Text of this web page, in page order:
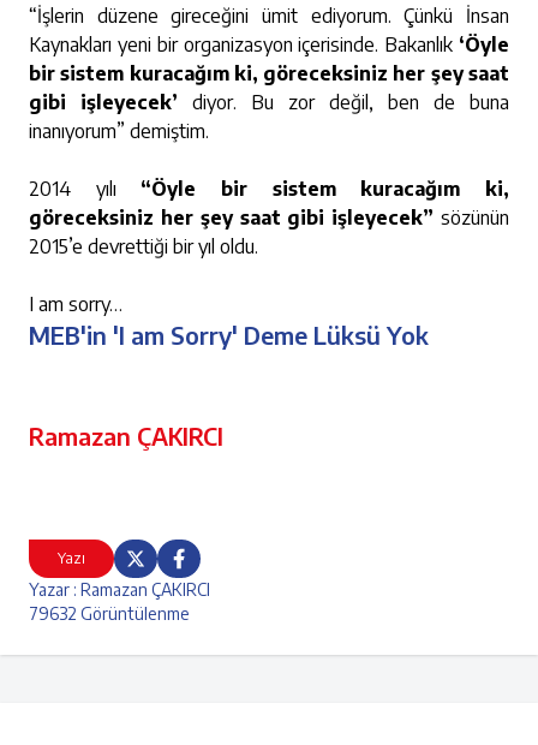
Yazı
Yazar : Ramazan ÇAKIRCI
79632 Görüntülenme
MEB'in 'I am Sorry' Deme Lüksü Yok
Ramazan ÇAKIRCI
“İşlerin düzene gireceğini ümit ediyorum. Çünkü İnsan
Kaynakları yeni bir organizasyon içerisinde. Bakanlık ‘Öyle
bir sistem kuracağım ki, göreceksiniz her şey saat
gibi işleyecek’ diyor. Bu zor değil, ben de buna
inanıyorum” demiştim.
2014 yılı “Öyle bir sistem kuracağım ki,
göreceksiniz her şey saat gibi işleyecek” sözünün
2015’e devrettiği bir yıl oldu.
I am sorry…